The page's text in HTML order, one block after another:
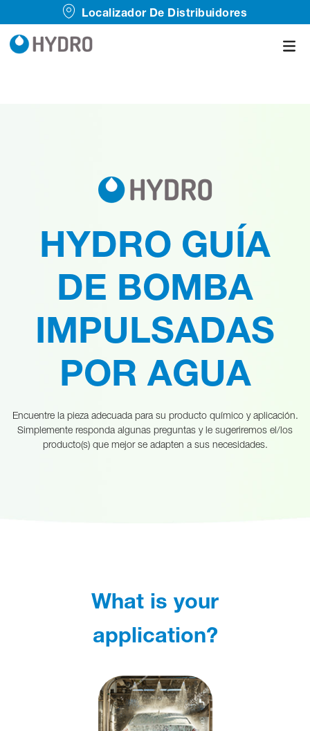
Localizador De Distribuidores
HYDRO GUÍA
DE BOMBA
IMPULSADAS
POR AGUA
Encuentre la pieza adecuada para su producto químico y aplicación.
Simplemente responda algunas preguntas y le sugeriremos el/los
producto(s) que mejor se adapten a sus necesidades.
What is your
application?